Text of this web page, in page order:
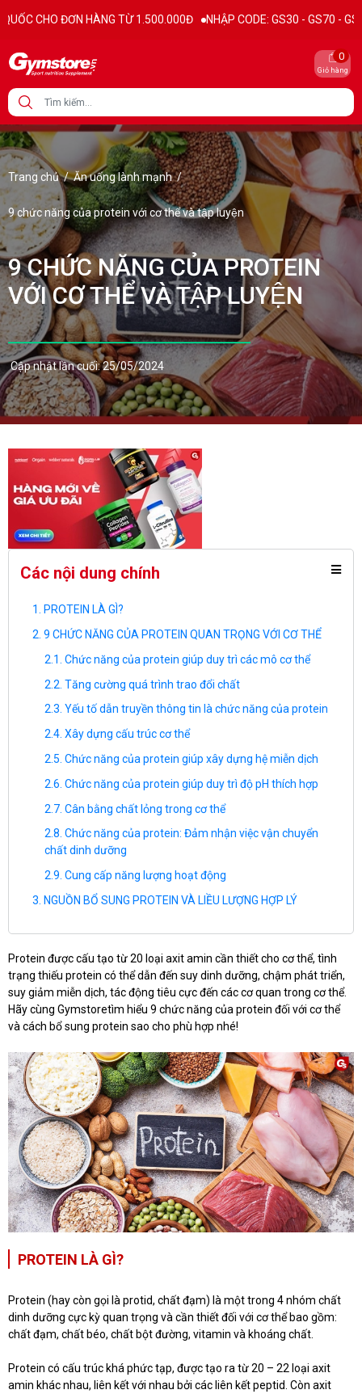
HÀNG TỪ 1.500.000Đ NHẬP CODE: GS30 - GS70 - GS100 giảm trực
Giỏ hàng
0
Trang chủ/Ăn uống lành mạnh/
9 chức năng của protein với cơ thể và tập luyện
9 CHỨC NĂNG CỦA PROTEIN
VỚI CƠ THỂ VÀ TẬP LUYỆN
Cập nhật lần cuối: 25/05/2024
Các nội dung chính
PROTEIN LÀ GÌ?
9 CHỨC NĂNG CỦA PROTEIN QUAN TRỌNG VỚI CƠ THỂ
Chức năng của protein giúp duy trì các mô cơ thể
Tăng cường quá trình trao đổi chất
Yếu tố dẫn truyền thông tin là chức năng của protein
Xây dựng cấu trúc cơ thể
Chức năng của protein giúp xây dựng hệ miễn dịch
Chức năng của protein giúp duy trì độ pH thích hợp
Cân bằng chất lỏng trong cơ thể
Chức năng của protein: Đảm nhận việc vận chuyển
chất dinh dưỡng
Cung cấp năng lượng hoạt động
NGUỒN BỔ SUNG PROTEIN VÀ LIỀU LƯỢNG HỢP LÝ
Protein được cấu tạo từ 20 loại axit amin cần thiết cho cơ thể, tình
trạng thiếu protein có thể dẫn đến suy dinh dưỡng, chậm phát triển,
suy giảm miễn dịch, tác động tiêu cực đến các cơ quan trong cơ thể.
Hãy cùng Gymstoretìm hiểu 9 chức năng của protein đối với cơ thể
và cách bổ sung protein sao cho phù hợp nhé!
PROTEIN LÀ GÌ?
Protein (hay còn gọi là protid, chất đạm) là một trong 4 nhóm chất
dinh dưỡng cực kỳ quan trọng và cần thiết đối với cơ thể bao gồm:
chất đạm, chất béo, chất bột đường, vitamin và khoáng chất.
Protein có cấu trúc khá phức tạp, được tạo ra từ 20 – 22 loại axit
amin khác nhau, liên kết với nhau bởi các liên kết peptid. Còn axit